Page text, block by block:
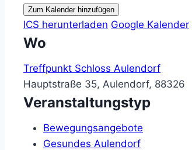
Zum Kalender hinzufügen
ICS herunterladen Google Kalender
Wo
Treffpunkt Schloss Aulendorf
Hauptstraße 35, Aulendorf, 88326
Veranstaltungstyp
Bewegungsangebote
Gesundes Aulendorf